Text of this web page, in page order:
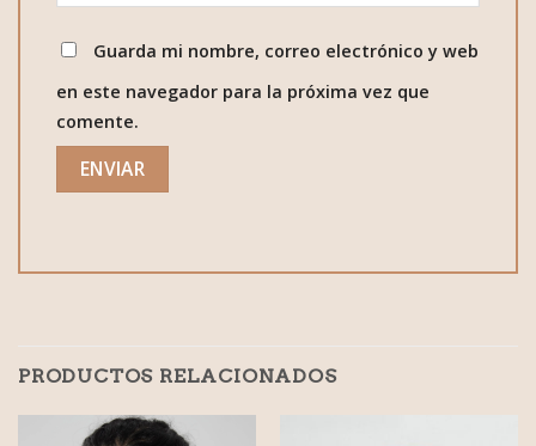
Guarda mi nombre, correo electrónico y web
en este navegador para la próxima vez que
comente.
PRODUCTOS RELACIONADOS